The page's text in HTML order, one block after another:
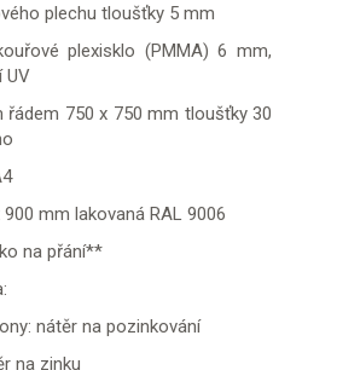
plechu tloušťky 5 mm
plexisklo (PMMA) 6 mm,
UV
řádem 750 x 750 mm tloušťky 30
mm lakovaná RAL 9006
na přání**
nátěr na pozinkování
na zinku